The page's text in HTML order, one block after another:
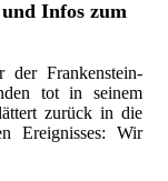
Infos zum
der Frankenstein-
tot in seinem
zurück in die
Ereignisses: Wir